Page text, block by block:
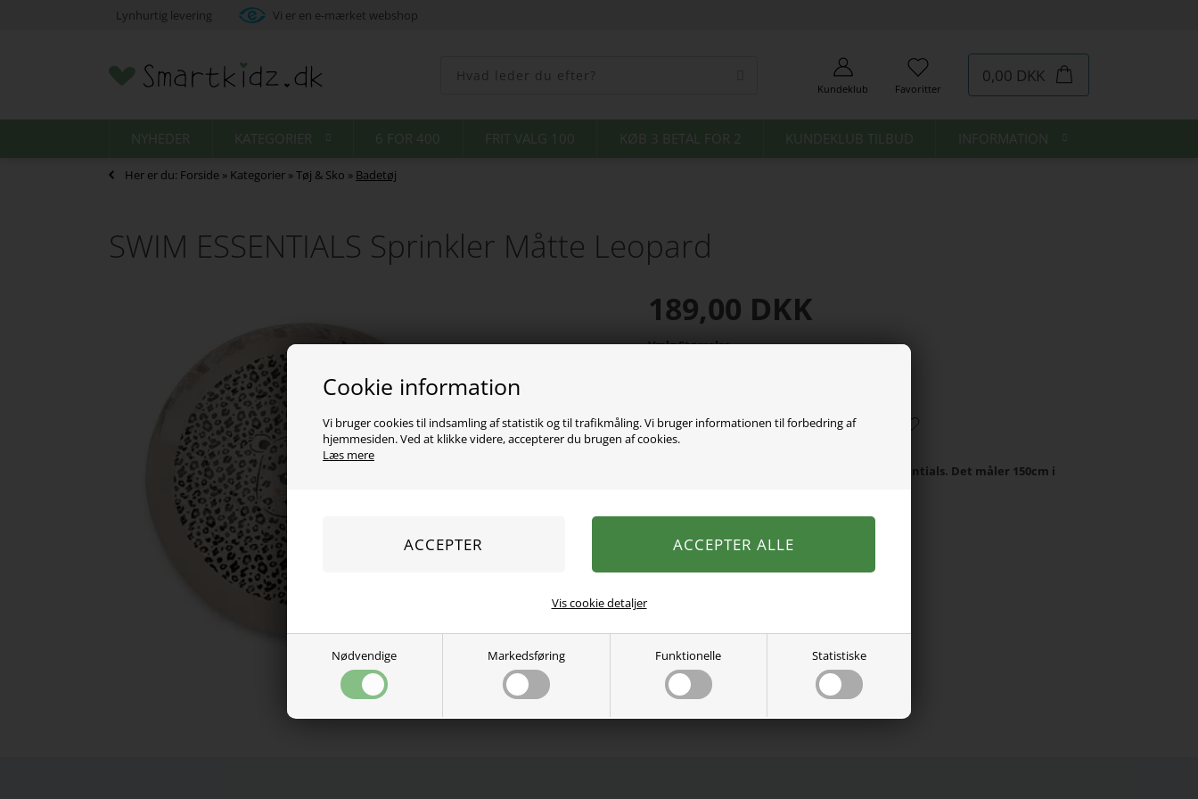
Cookie information
Vi bruger cookies til indsamling af statistik og til trafikmåling. Vi bruger informationen til forbedring af
hjemmesiden. Ved at klikke videre, accepterer du brugen af cookies.
Læs mere
Nødvendige Markedsføring Funktionelle Statistiske
Vis cookie detaljer
Lynhurtig levering Vi er en e-mærket webshop
Kundeklub Favoritter
0,00 DKK
NYHEDER KATEGORIER 6 FOR 400 FRIT VALG 100 KØB 3 BETAL FOR 2 KUNDEKLUB TILBUD INFORMATION
Her er du: Forside » Kategorier »Tøj & Sko » Badetøj
SWIM ESSENTIALS Sprinkler Måtte Leopard
189,00 DKK
Vælg Størrelse
Super fint bade sprinkler måtte fra Swim Essentials. Det måler 150cm i
Må kun bruges under opsyn.
Se mere fraSwim Essentials